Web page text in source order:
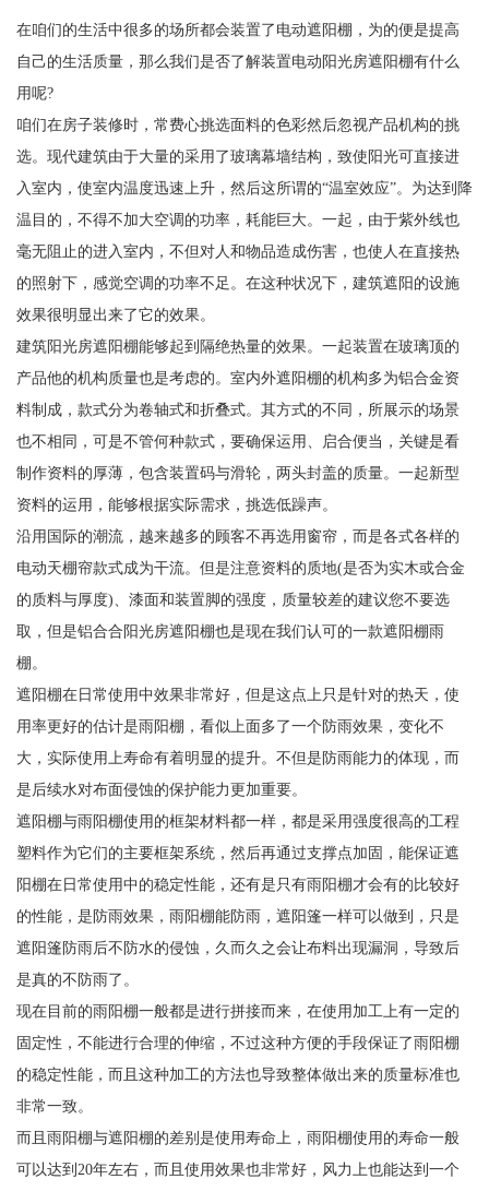
在咱们的生活中很多的场所都会装置了电动遮阳棚，为的便是提高
自己的生活质量，那么我们是否了解装置电动阳光房遮阳棚有什么
用呢?
咱们在房子装修时，常费心挑选面料的色彩然后忽视产品机构的挑
选。现代建筑由于大量的采用了玻璃幕墙结构，致使阳光可直接进
入室内，使室内温度迅速上升，然后这所谓的“温室效应”。为达到降
温目的，不得不加大空调的功率，耗能巨大。一起，由于紫外线也
毫无阻止的进入室内，不但对人和物品造成伤害，也使人在直接热
的照射下，感觉空调的功率不足。在这种状况下，建筑遮阳的设施
效果很明显出来了它的效果。
建筑阳光房遮阳棚能够起到隔绝热量的效果。一起装置在玻璃顶的
产品他的机构质量也是考虑的。室内外遮阳棚的机构多为铝合金资
料制成，款式分为卷轴式和折叠式。其方式的不同，所展示的场景
也不相同，可是不管何种款式，要确保运用、启合便当，关键是看
制作资料的厚薄，包含装置码与滑轮，两头封盖的质量。一起新型
资料的运用，能够根据实际需求，挑选低躁声。
沿用国际的潮流，越来越多的顾客不再选用窗帘，而是各式各样的
电动天棚帘款式成为干流。但是注意资料的质地(是否为实木或合金
的质料与厚度)、漆面和装置脚的强度，质量较差的建议您不要选
取，但是铝合合阳光房遮阳棚也是现在我们认可的一款遮阳棚雨
棚。
遮阳棚在日常使用中效果非常好，但是这点上只是针对的热天，使
用率更好的估计是雨阳棚，看似上面多了一个防雨效果，变化不
大，实际使用上寿命有着明显的提升。不但是防雨能力的体现，而
是后续水对布面侵蚀的保护能力更加重要。
遮阳棚与雨阳棚使用的框架材料都一样，都是采用强度很高的工程
塑料作为它们的主要框架系统，然后再通过支撑点加固，能保证遮
阳棚在日常使用中的稳定性能，还有是只有雨阳棚才会有的比较好
的性能，是防雨效果，雨阳棚能防雨，遮阳篷一样可以做到，只是
遮阳篷防雨后不防水的侵蚀，久而久之会让布料出现漏洞，导致后
是真的不防雨了。
现在目前的雨阳棚一般都是进行拼接而来，在使用加工上有一定的
固定性，不能进行合理的伸缩，不过这种方便的手段保证了雨阳棚
的稳定性能，而且这种加工的方法也导致整体做出来的质量标准也
非常一致。
而且雨阳棚与遮阳棚的差别是使用寿命上，雨阳棚使用的寿命一般
可以达到20年左右，而且使用效果也非常好，风力上也能达到一个